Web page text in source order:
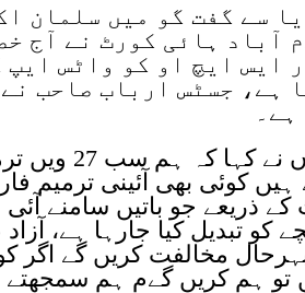
سے گفت گو میں سلمان
آباد ہائی کورٹ نے آج
ایس ایچ او کو واٹس
ہے، جسٹس ارباب صاحب
انہوں
کے ذریعے جو باتیں سامنے
کو تبدیل کیا جارہا ہے،
مخالفت کریں گے
تو ہم کریں گےم ہم سمجھتے